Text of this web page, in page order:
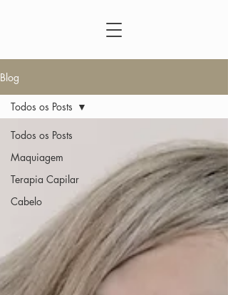
Blog
Todos os Posts
Maquiagem
Terapia Capilar
Cabelo
Todos os Posts